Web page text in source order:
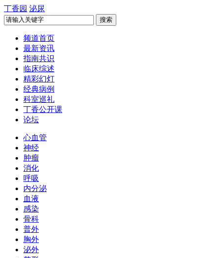
丁香园 泌尿
频道首页
最新资讯
指南共识
临床综述
精彩幻灯
经典病例
科室巡礼
丁香公开课
论坛
心血管
神经
肿瘤
消化
呼吸
内分泌
血液
感染
骨科
普外
胸外
泌外